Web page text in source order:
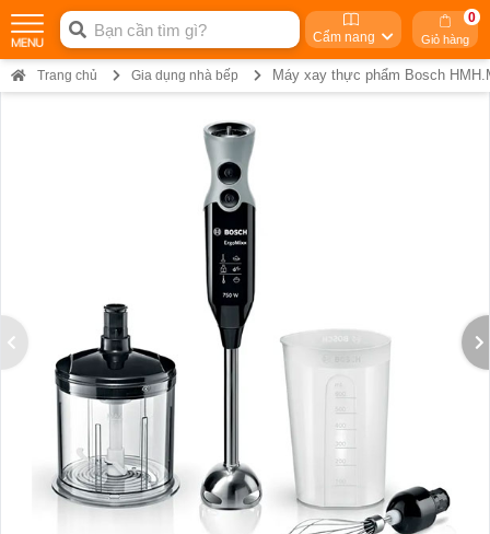
Cẩm nang Giỏ hàng
0
Trang chủ Gia dụng nhà bếp Máy xay thực phẩm Bosch